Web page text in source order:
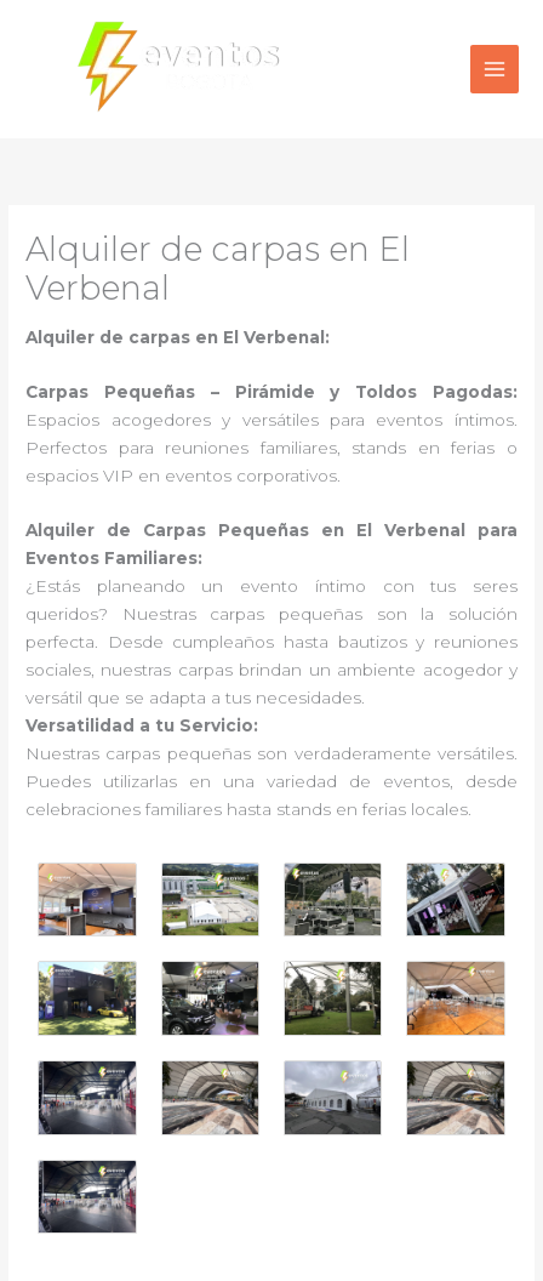
contenido
Alquiler de carpas en El
Verbenal
Alquiler de carpas en El Verbenal:
Carpas Pequeñas – Pirámide y Toldos Pagodas:
Espacios acogedores y versátiles para eventos íntimos.
Perfectos para reuniones familiares, stands en ferias o
espacios VIP en eventos corporativos.
Alquiler de Carpas Pequeñas en El Verbenal para
Eventos Familiares:
¿Estás planeando un evento íntimo con tus seres
queridos? Nuestras carpas pequeñas son la solución
perfecta. Desde cumpleaños hasta bautizos y reuniones
sociales, nuestras carpas brindan un ambiente acogedor y
versátil que se adapta a tus necesidades.
Versatilidad a tu Servicio:
Nuestras carpas pequeñas son verdaderamente versátiles.
Puedes utilizarlas en una variedad de eventos, desde
celebraciones familiares hasta stands en ferias locales.